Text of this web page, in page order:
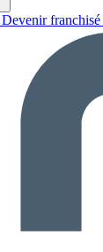
Devenir franchisé